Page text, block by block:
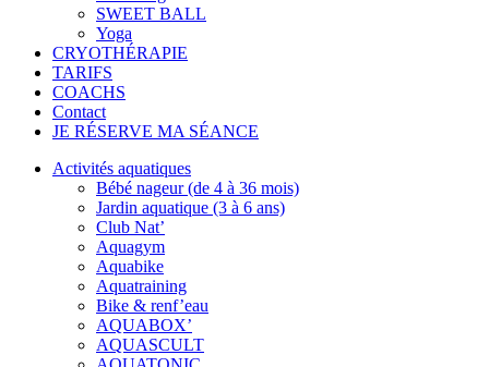
SWEET BALL
Yoga
CRYOTHÉRAPIE
TARIFS
COACHS
Contact
JE RÉSERVE MA SÉANCE
Activités aquatiques
Bébé nageur (de 4 à 36 mois)
Jardin aquatique (3 à 6 ans)
Club Nat’
Aquagym
Aquabike
Aquatraining
Bike & renf’eau
AQUABOX’
AQUASCULT